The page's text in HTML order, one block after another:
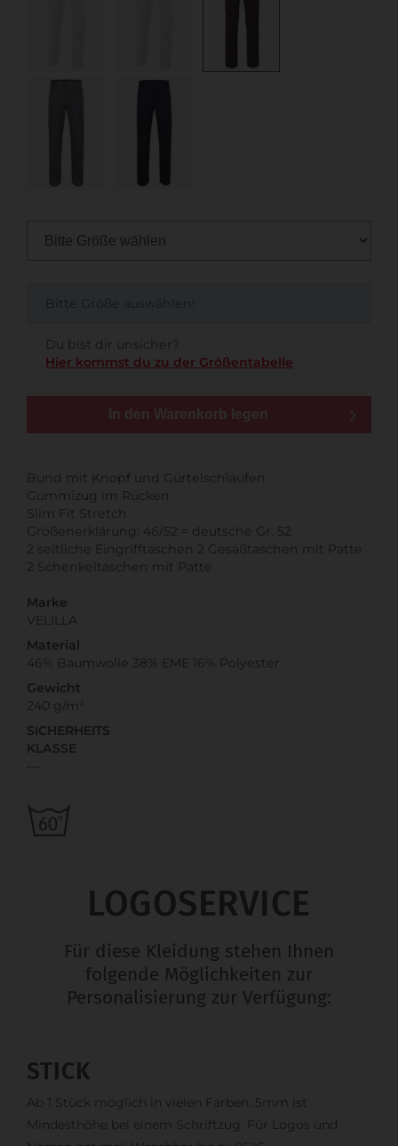
Bitte Größe auswählen!
Du bist dir unsicher?
Hier kommst du zu der Größentabelle
In den Warenkorb legen
Bund mit Knopf und Gürtelschlaufen
Gummizug im Rücken
Slim Fit Stretch
Größenerklärung: 46/52 = deutsche Gr. 52
2 seitliche Eingrifftaschen 2 Gesäßtaschen mit Patte
2 Schenkeltaschen mit Patte
Marke
VELILLA
Material
46% Baumwolle 38% EME 16% Polyester
Gewicht
240 g/m²
SICHERHEITS
KLASSE
LOGOSERVICE
Für diese Kleidung stehen Ihnen
folgende Möglichkeiten zur
Personalisierung zur Verfügung:
STICK
Ab 1 Stück möglich in vielen Farben. 5mm ist
Mindesthöhe bei einem Schriftzug. Für Logos und